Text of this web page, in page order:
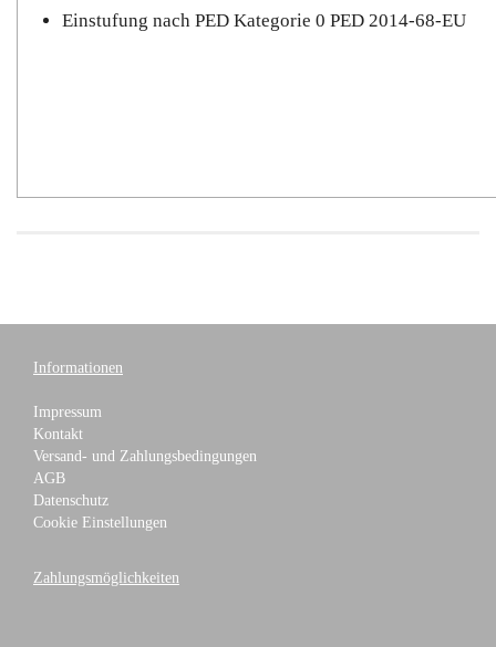
Einstufung nach PED Kategorie 0 PED 2014-68-EU
Informationen
Impressum
Kontakt
Versand- und Zahlungsbedingungen
AGB
Datenschutz
Cookie Einstellungen
Zahlungsmöglichkeiten